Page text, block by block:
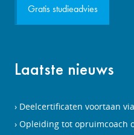
Gratis studieadvies
Laatste nieuws
Deelcertificaten voortaan
Opleiding tot opruimcoach